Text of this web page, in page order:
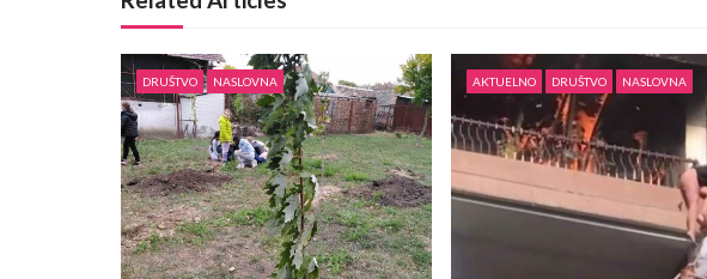
DRUŠTVO NASLOVNA AKTUELNO DRUŠTVO NASLOVNA